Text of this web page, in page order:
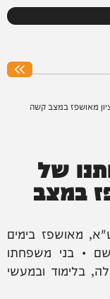
מאושפז במצב קשה
של
במצב
מאושפז בימים
• בני משפחתו
בלימוד ובמעשי